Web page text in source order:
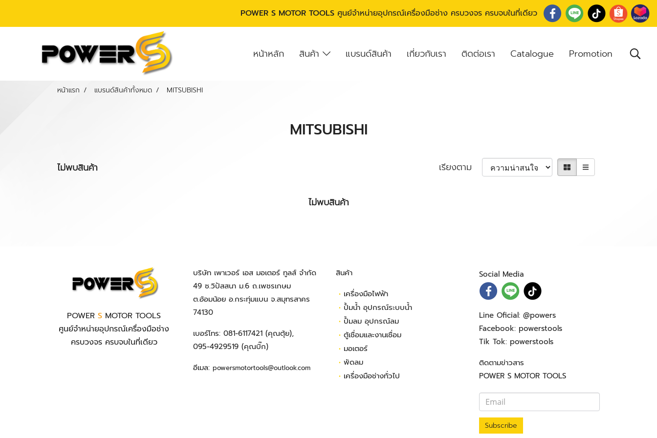
POWER S MOTOR TOOLS ศูนย์จำหน่ายอุปกรณ์เครื่องมือช่าง ครบวงจร ครบจบในที่เดียว
หน้าหลัก สินค้า แบรนด์สินค้า เกี่ยวกับเรา ติดต่อเรา Catalogue Promotion
หน้าแรก แบรนด์สินค้าทั้งหมด MITSUBISHI
MITSUBISHI
ไม่พบสินค้า เรียงตาม
ไม่พบสินค้า
POWERS MOTOR TOOLS
ศูนย์จำหน่ายอุปกรณ์เครื่องมือช่าง
ครบวงจร ครบจบในที่เดียว
บริษัท เพาเวอร์ เอส มอเตอร์ ทูลส์ จำกัด
49 ซ.วิปัสสนา ม.6 ถ.เพชรเกษม
ต.อ้อมน้อย อ.กระทุ่มแบน จ.สมุทรสาคร
74130
เบอร์โทร: 081-6117421(คุณตุ้ย),
095-4929519(คุณบิ๊ก)
อีเมล: powersmotortools@outlook.com
สินค้า
• เครื่องมือไฟฟ้า
• ปั้มน้ำ อุปกรณ์ระบบน้ำ
• ปั้มลม อุปกรณ์ลม
• ตู้เชื่อมและงานเชื่อม
• มอเตอร์
• พัดลม
• เครื่องมือช่างทั่วไป
Social Media
Line Oficial: @powers
Facebook: powerstools
Tik Tok: powerstools
ติดตามข่าวสาร
POWER S MOTOR TOOLS
Subscribe